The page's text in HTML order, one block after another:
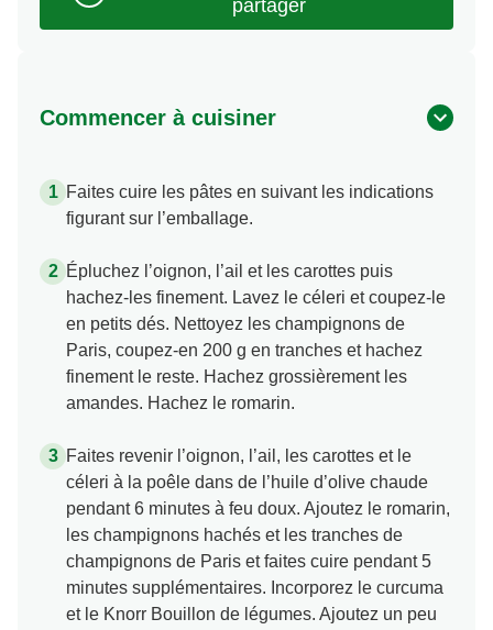
Commencer à cuisiner
Faites cuire les pâtes en suivant les indications
figurant sur l’emballage.
Épluchez l’oignon, l’ail et les carottes puis
hachez-les finement. Lavez le céleri et coupez-le
en petits dés. Nettoyez les champignons de
Paris, coupez-en 200 g en tranches et hachez
finement le reste. Hachez grossièrement les
amandes. Hachez le romarin.
Faites revenir l’oignon, l’ail, les carottes et le
céleri à la poêle dans de l’huile d’olive chaude
pendant 6 minutes à feu doux. Ajoutez le romarin,
les champignons hachés et les tranches de
champignons de Paris et faites cuire pendant 5
minutes supplémentaires. Incorporez le curcuma
et le Knorr Bouillon de légumes. Ajoutez un peu